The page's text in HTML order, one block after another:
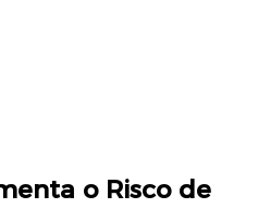
o Risco de